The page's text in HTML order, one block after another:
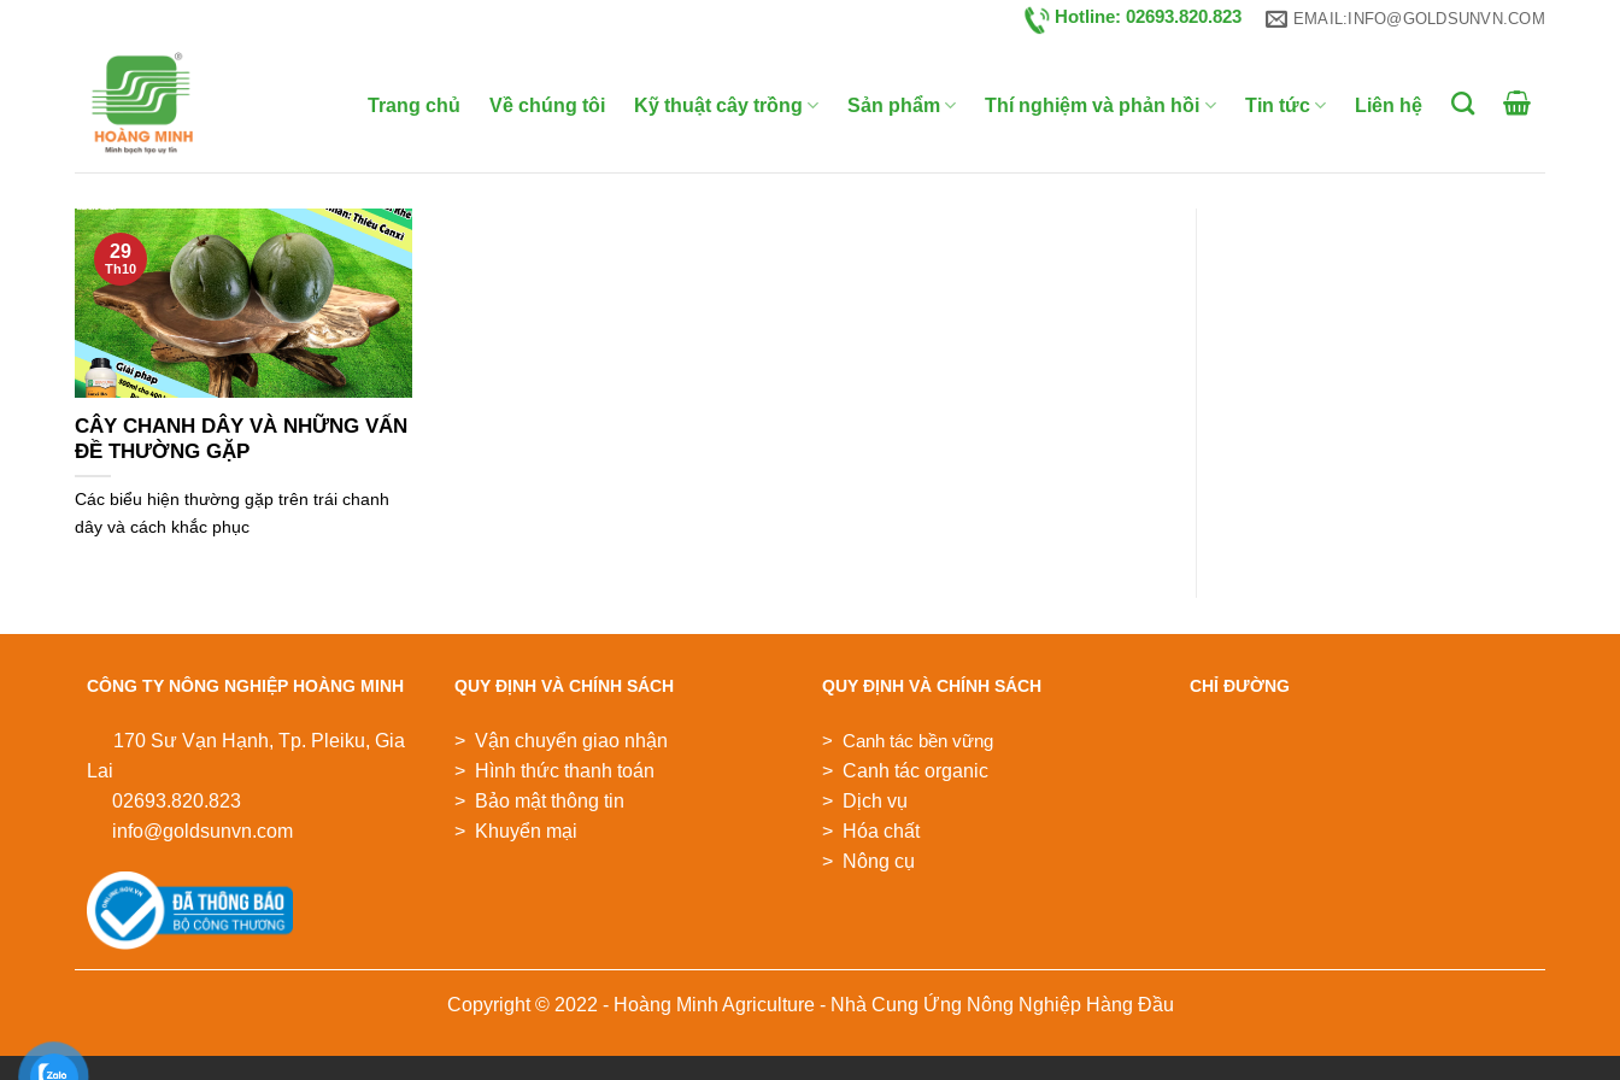
Hotline: 02693.820.823 EMAIL:INFO@GOLDSUNVN.COM
Trang chủ Về chúng tôi Kỹ thuật cây trồng Sản phẩm Thí nghiệm và phản hồi Tin tức Liên hệ
CÂY CHANH DÂY VÀ NHỮNG VẤN
ĐỀ THƯỜNG GẶP
Các biểu hiện thường gặp trên trái chanh
dây và cách khắc phục
29
Th10
CÔNG TY NÔNG NGHIỆP HOÀNG MINH
170 Sư Vạn Hạnh, Tp. Pleiku, Gia
Lai
02693.820.823
info@goldsunvn.com
QUY ĐỊNH VÀ CHÍNH SÁCH
> Vận chuyển giao nhận
> Hình thức thanh toán
> Bảo mật thông tin
> Khuyển mại
QUY ĐỊNH VÀ CHÍNH SÁCH
> Canh tác bền vững
> Canh tác organic
> Dịch vụ
> Hóa chất
> Nông cụ
CHỈ ĐƯỜNG
Copyright © 2022 - Hoàng Minh Agriculture - Nhà Cung Ứng Nông Nghiệp Hàng Đầu